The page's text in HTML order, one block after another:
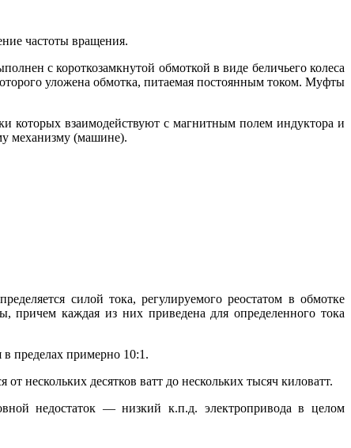
частоты вращения.
с короткозамкнутой обмоткой в виде беличьего колеса
уложена обмотка, питаемая постоянным током. Муфты
которых взаимодействуют с магнитным полем индуктора и
механизму (машине).
силой тока, регулируемого реостатом в обмотке
причем каждая из них приведена для определенного тока
пределах примерно 10:1.
нескольких десятков ватт до нескольких тысяч киловатт.
недостаток — низкий к.п.д. электропривода в целом